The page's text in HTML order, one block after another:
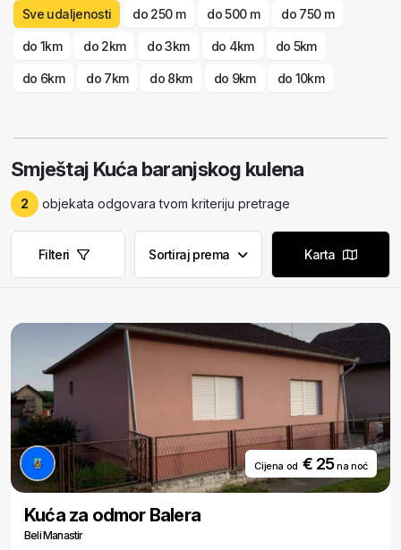
Sve udaljenosti do 250 m do 500 m do 750 m
do 1km do 2km do 3km do 4km do 5km
do 6km do 7km do 8km do 9km do 10km
Smještaj Kuća baranjskog kulena
2 objekata odgovara tvom kriteriju pretrage
Filteri Sortiraj prema Karta
Cijena od € 25na noć
Kuća za odmor Balera
Beli Manastir